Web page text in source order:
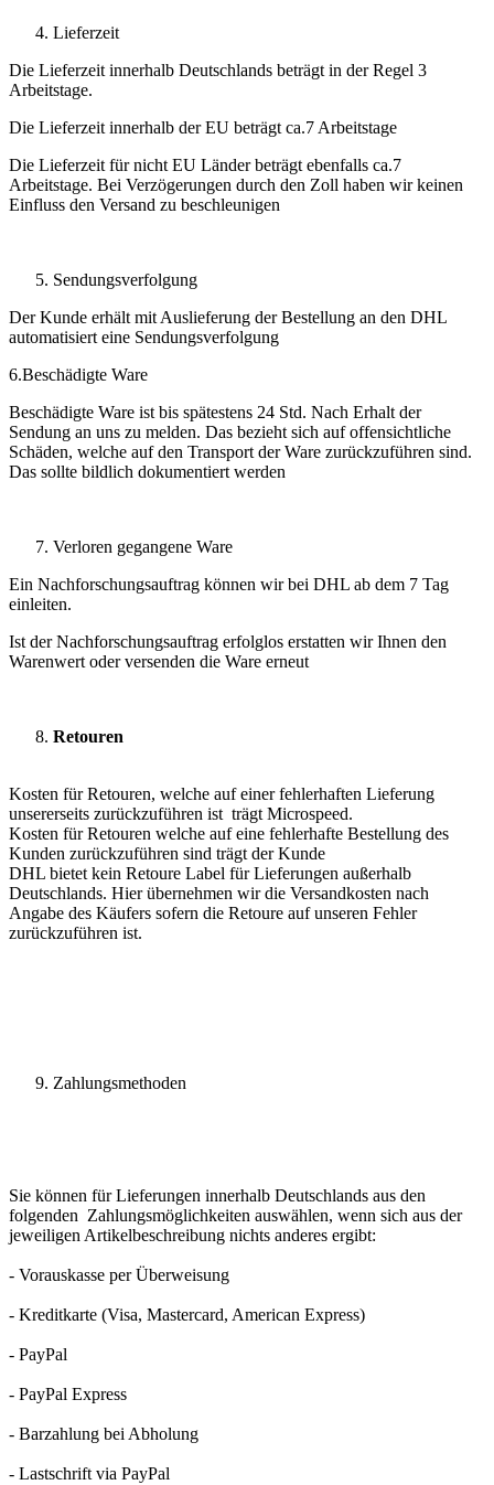
Lieferzeit
Die Lieferzeit innerhalb Deutschlands beträgt in der Regel 3
Arbeitstage.
Die Lieferzeit innerhalb der EU beträgt ca.7 Arbeitstage
Die Lieferzeit für nicht EU Länder beträgt ebenfalls ca.7
Arbeitstage. Bei Verzögerungen durch den Zoll haben wir keinen
Einfluss den Versand zu beschleunigen
Sendungsverfolgung
Der Kunde erhält mit Auslieferung der Bestellung an den DHL
automatisiert eine Sendungsverfolgung
6.Beschädigte Ware
Beschädigte Ware ist bis spätestens 24 Std. Nach Erhalt der
Sendung an uns zu melden. Das bezieht sich auf offensichtliche
Schäden, welche auf den Transport der Ware zurückzuführen sind.
Das sollte bildlich dokumentiert werden
Verloren gegangene Ware
Ein Nachforschungsauftrag können wir bei DHL ab dem 7 Tag
einleiten.
Ist der Nachforschungsauftrag erfolglos erstatten wir Ihnen den
Warenwert oder versenden die Ware erneut
Retouren
Kosten für Retouren, welche auf einer fehlerhaften Lieferung
unsererseits zurückzuführen ist trägt Microspeed.
Kosten für Retouren welche auf eine fehlerhafte Bestellung des
Kunden zurückzuführen sind trägt der Kunde
DHL bietet kein Retoure Label für Lieferungen außerhalb
Deutschlands. Hier übernehmen wir die Versandkosten nach
Angabe des Käufers sofern die Retoure auf unseren Fehler
zurückzuführen ist.
Zahlungsmethoden
Sie können für Lieferungen innerhalb Deutschlands aus den
folgenden Zahlungsmöglichkeiten auswählen, wenn sich aus der
jeweiligen Artikelbeschreibung nichts anderes ergibt:
- Vorauskasse per Überweisung
- Kreditkarte (Visa, Mastercard, American Express)
- PayPal
- PayPal Express
- Barzahlung bei Abholung
- Lastschrift via PayPal